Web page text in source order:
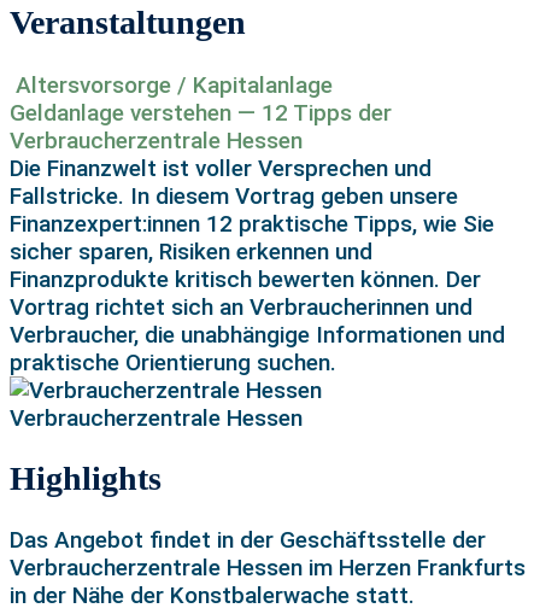
Veranstaltungen
Altersvorsorge / Kapitalanlage
Geldanlage verstehen — 12 Tipps der
Verbraucherzentrale Hessen
Die Finanzwelt ist voller Versprechen und
Fallstricke. In diesem Vortrag geben unsere
Finanzexpert:innen 12 praktische Tipps, wie Sie
sicher sparen, Risiken erkennen und
Finanzprodukte kritisch bewerten können. Der
Vortrag richtet sich an Verbraucherinnen und
Verbraucher, die unabhängige Informationen und
praktische Orientierung suchen.
Verbraucherzentrale Hessen
Highlights
Das Angebot findet in der Geschäftsstelle der
Verbraucherzentrale Hessen im Herzen Frankfurts
in der Nähe der Konstbalerwache statt.